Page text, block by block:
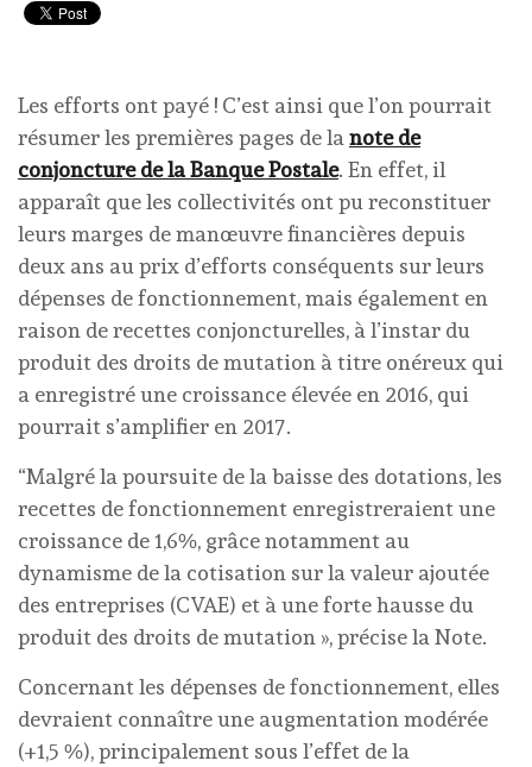
Les efforts ont payé ! C’est ainsi que l’on pourrait
résumer les premières pages de la note de
conjoncture de la Banque Postale. En effet, il
apparaît que les collectivités ont pu reconstituer
leurs marges de manœuvre financières depuis
deux ans au prix d’efforts conséquents sur leurs
dépenses de fonctionnement, mais également en
raison de recettes conjoncturelles, à l’instar du
produit des droits de mutation à titre onéreux qui
a enregistré une croissance élevée en 2016, qui
pourrait s’amplifier en 2017.
“Malgré la poursuite de la baisse des dotations, les
recettes de fonctionnement enregistreraient une
croissance de 1,6%, grâce notamment au
dynamisme de la cotisation sur la valeur ajoutée
des entreprises (CVAE) et à une forte hausse du
produit des droits de mutation », précise la Note.
Concernant les dépenses de fonctionnement, elles
devraient connaître une augmentation modérée
(+1,5 %), principalement sous l’effet de la